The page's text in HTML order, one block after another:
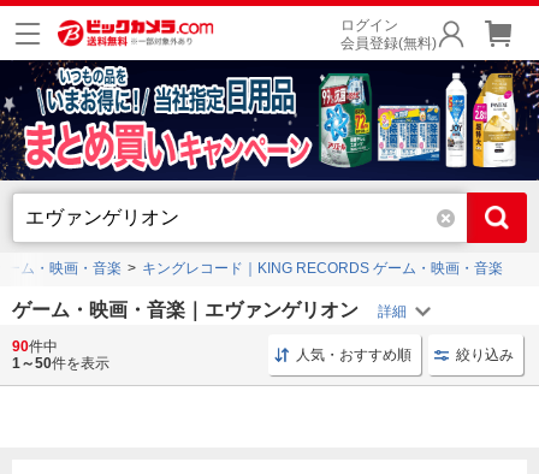
ログイン
会員登録(無料)
ーム・映画・音楽 キングレコード｜KING RECORDS ゲーム・映画・音楽
ゲーム・映画・音楽｜エヴァンゲリオン
ブルーレイ 洋画 コミックス 講談社 Switch ゲーム
90件中
1～50件を表示 人気・おすすめ順 絞り込み